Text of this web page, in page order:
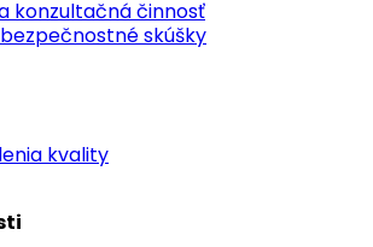
konzultačná činnosť
skúšky
kvality